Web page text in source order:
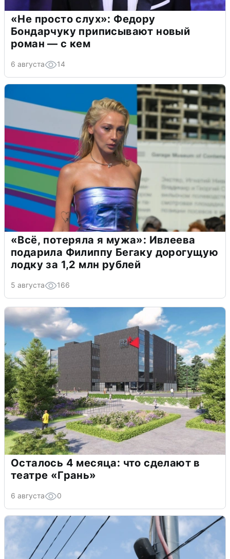
«Не просто слух»: Федору
Бондарчуку приписывают новый
роман — с кем
6 августа 14
«Всё, потеряла я мужа»: Ивлеева
подарила Филиппу Бегаку дорогущую
лодку за 1,2 млн рублей
5 августа 166
Осталось 4 месяца: что сделают в
театре «Грань»
6 августа 0